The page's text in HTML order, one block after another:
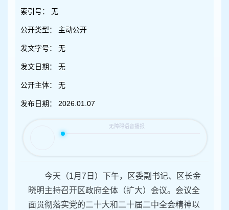
索引号： 无
公开类型： 主动公开
发文字号： 无
发文日期： 无
公开主体： 无
发布日期： 2026.01.07
今天（1月7日）下午，区委副书记、区长金
晓明主持召开区政府全体（扩大）会议。会议全
面贯彻落实党的二十大和二十届二中全会精神以